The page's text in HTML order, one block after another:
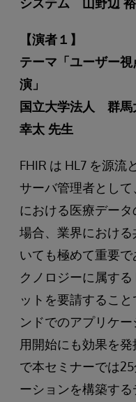
【演者１】
テーマ「ユーザー
演」
国立大学法人 群
幸太 先生
FHIR は HL7 を源流
サーバ管理者とし
における医療デー
場合、業界におけ
いても極めて重要
クノロジーに属する
ットを要請するこ
ンドでのアプリケ
用開始にも効果を
で本セミナーでは
ーションを構築す